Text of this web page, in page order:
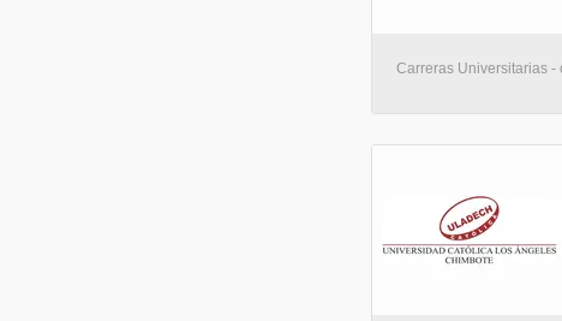
Carreras Universitarias -